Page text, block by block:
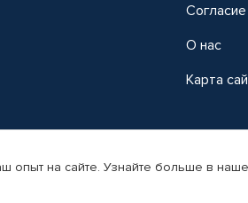
О нас
Карта
автомобильных товаров Автопрофи.
опыт на сайте. Узнайте больше в